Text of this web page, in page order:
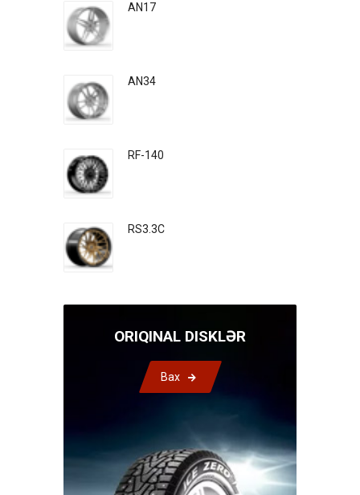
AN17
AN34
RF-140
RS3.3C
ORIQINAL DISKLƏR
Bax